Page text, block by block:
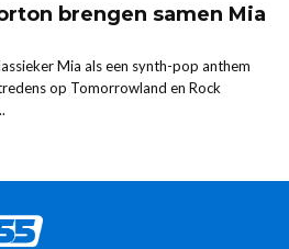
brengen samen Mia
Mia als een synth-pop anthem
op Tomorrowland en Rock